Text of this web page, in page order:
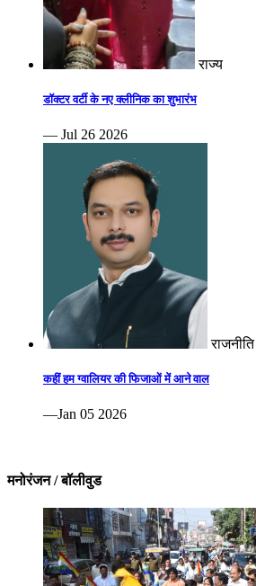
राज्य
डॉक्टर वर्टी के नए क्लीनिक का शुभारंभ
— Jul 26 2026
राजनीति
कहीं हम ग्वालियर की फिजाओं में आने वाल
—Jan 05 2026
मनोरंजन / बॉलीवुड